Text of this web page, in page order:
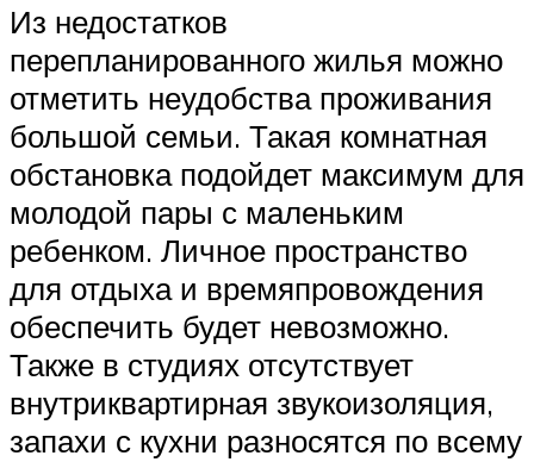
Из недостатков
перепланированного жилья можно
отметить неудобства проживания
большой семьи. Такая комнатная
обстановка подойдет максимум для
молодой пары с маленьким
ребенком. Личное пространство
для отдыха и времяпровождения
обеспечить будет невозможно.
Также в студиях отсутствует
внутриквартирная звукоизоляция,
запахи с кухни разносятся по всему